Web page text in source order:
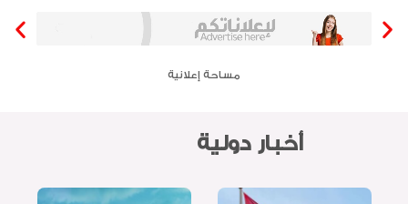
مساحة إعلانية
أخبار دولية